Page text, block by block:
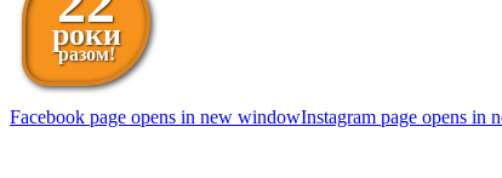
роки
разом!
Facebook page opens in new windowInstagram page opens in